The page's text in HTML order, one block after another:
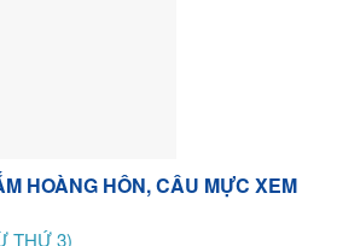
HOÀNG HÔN, CÂU MỰC XEM
THỨ 3)